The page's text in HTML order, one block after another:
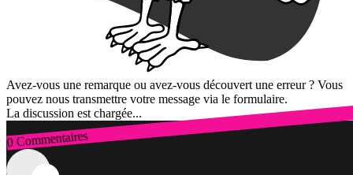
Avez-vous une remarque ou avez-vous découvert une erreur ? Vous
pouvez nous transmettre votre message via le formulaire.
La discussion est chargée...
0 Commentaires
Connexion